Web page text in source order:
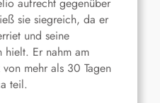
aufrecht gegenüber
sie siegreich, da er
und seine
hielt. Er nahm am
mehr als 30 Tagen
teil.